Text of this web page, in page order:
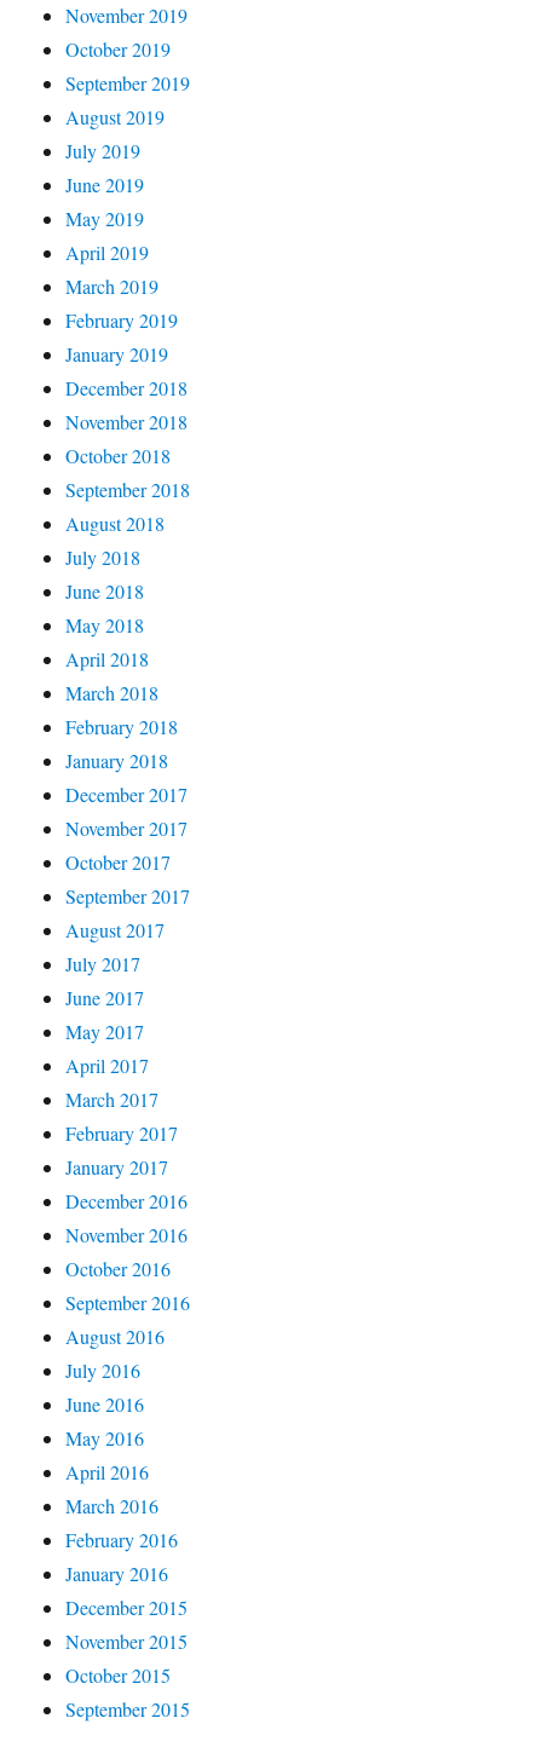
November 2019
October 2019
September 2019
August 2019
July 2019
June 2019
May 2019
April 2019
March 2019
February 2019
January 2019
December 2018
November 2018
October 2018
September 2018
August 2018
July 2018
June 2018
May 2018
April 2018
March 2018
February 2018
January 2018
December 2017
November 2017
October 2017
September 2017
August 2017
July 2017
June 2017
May 2017
April 2017
March 2017
February 2017
January 2017
December 2016
November 2016
October 2016
September 2016
August 2016
July 2016
June 2016
May 2016
April 2016
March 2016
February 2016
January 2016
December 2015
November 2015
October 2015
September 2015